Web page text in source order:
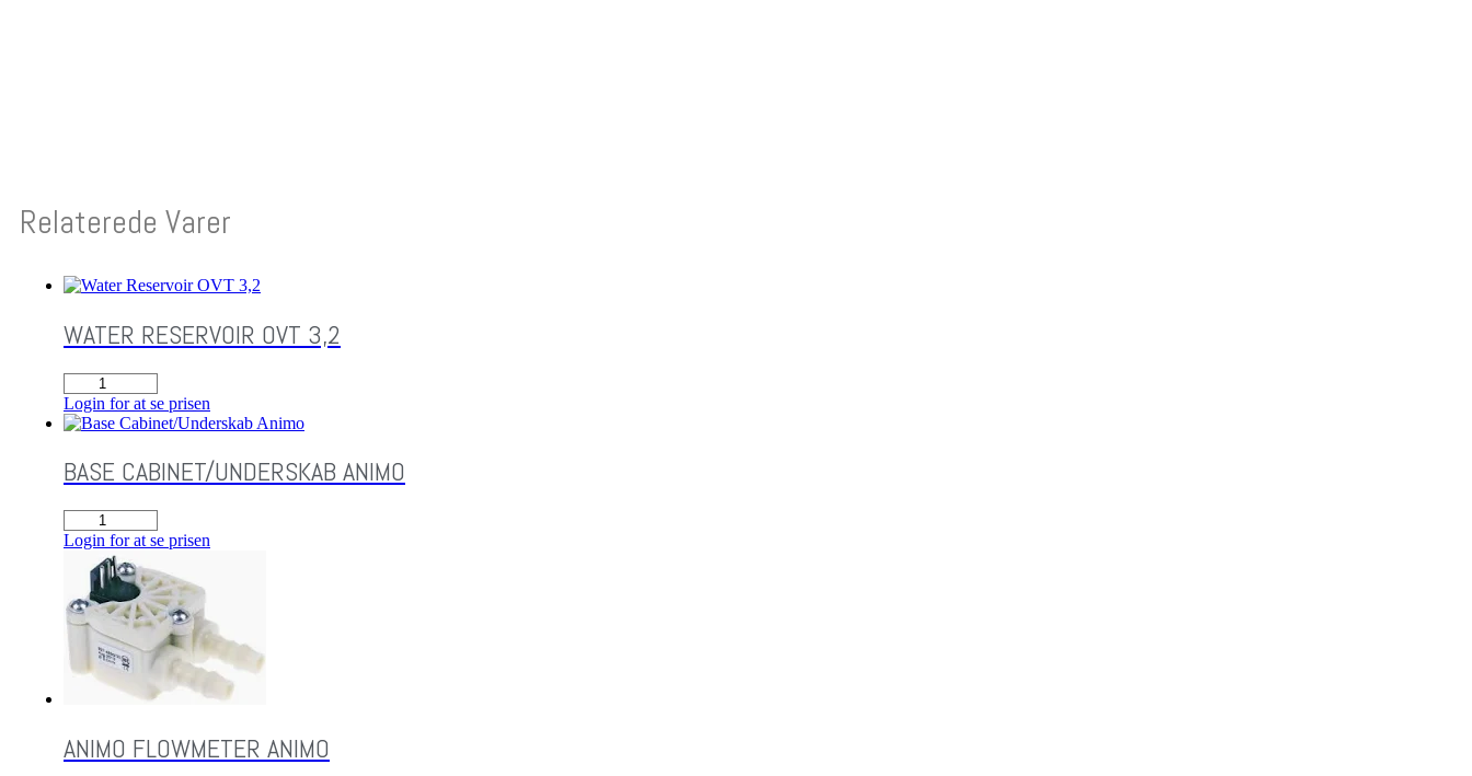
Relaterede Varer
WATER RESERVOIR OVT 3,2
Water
Reservoir
OVT
antal
Login for at se prisen
BASE CABINET/UNDERSKAB ANIMO
Cabinet/Underskab
Animo
antal
Login for at se prisen
ANIMO FLOWMETER ANIMO